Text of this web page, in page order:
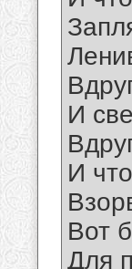
И
И
Вот
Для